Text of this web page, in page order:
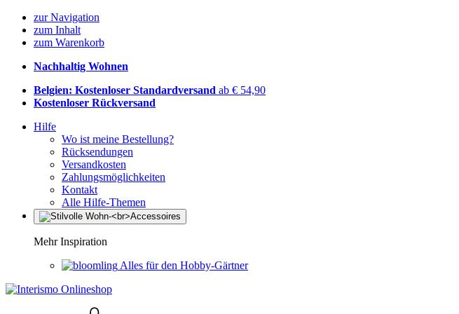
zur Navigation
zum Inhalt
zum Warenkorb
Nachhaltig Wohnen
Belgien: Kostenloser Standardversand ab € 54,90
Kostenloser Rückversand
Hilfe
Wo ist meine Bestellung?
Rücksendungen
Versandkosten
Zahlungsmöglichkeiten
Kontakt
Alle Hilfe-Themen
Mehr Inspiration
Alles für den Hobby-Gärtner